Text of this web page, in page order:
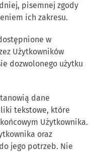
pisemnej zgody
ich zakresu.
w
Użytkowników
dozwolonego użytku
dane
tekstowe, które
Użytkownika.
oraz
jego potrzeb. Nie